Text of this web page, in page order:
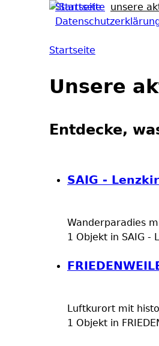
Hauptmenü
Startseite unsere
Startseite
Unsere
Entdecke,
SAIG -
Wanderparadies
1 Objekt in SAIG -
Luftkurort mit
1 Objekt in